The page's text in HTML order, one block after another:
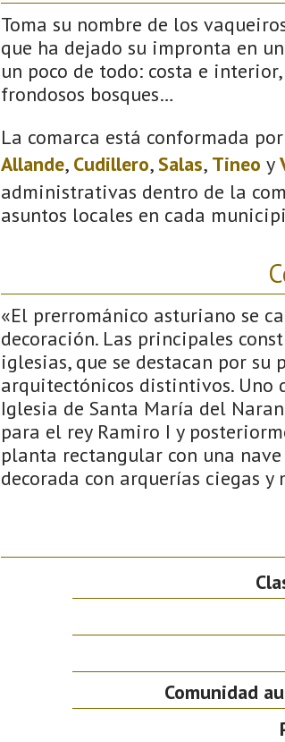
Toma su nombre de los
que ha dejado su impronta en
un poco de todo: costa e
frondosos bosques…
La comarca está conformada
Allande, Cudillero,Salas, Tineo y
administrativas dentro de la
asuntos locales en cada
«El prerrománico asturiano se
decoración. Las principales
iglesias, que se destacan por
arquitectónicos distintivos. Uno
Iglesia de Santa María del
para el rey Ramiro I y
planta rectangular con una
decorada con arquerías ciegas
Comunidad